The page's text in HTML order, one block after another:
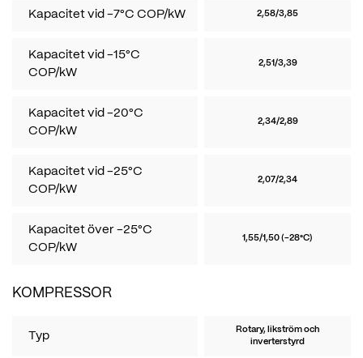
Kapacitet vid -7°C COP/kW 2,58/3,85
Kapacitet vid -15°C
COP/kW
2,51/3,39
Kapacitet vid -20°C
COP/kW
2,34/2,89
Kapacitet vid -25°C
COP/kW
2,07/2,34
Kapacitet över -25°C
COP/kW
1,55/1,50 (-28°C)
KOMPRESSOR
Typ
Rotary, likström och
inverterstyrd